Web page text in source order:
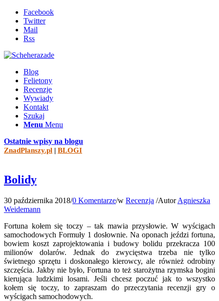
Facebook
Twitter
Mail
Rss
Blog
Felietony
Recenzje
Wywiady
Kontakt
Szukaj
Menu Menu
Ostatnie wpisy na blogu
ZnadPlanszy.pl | BLOGI
Bolidy
30 października 2018/0 Komentarze/w Recenzja /AutorAgnieszka
Weidemann
Fortuna kołem się toczy – tak mawia przysłowie. W wyścigach
samochodowych Formuły 1 dosłownie. Na oponach jeździ fortuna,
bowiem koszt zaprojektowania i budowy bolidu przekracza 100
milionów dolarów. Jednak do zwycięstwa trzeba nie tylko
świetnego sprzętu i doskonałego kierowcy, ale również odrobiny
szczęścia. Jakby nie było, Fortuna to też starożytna rzymska bogini
kierująca ludzkimi losami. Jeśli chcesz poczuć jak to wszystko
kołem się toczy, to zapraszam do przeczytania recenzji gry o
wyścigach samochodowych.